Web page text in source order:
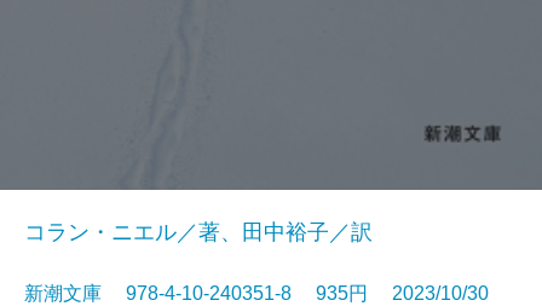
コラン・ニエル／著、田中裕子／訳
新潮文庫 978-4-10-240351-8 935円 2023/10/30